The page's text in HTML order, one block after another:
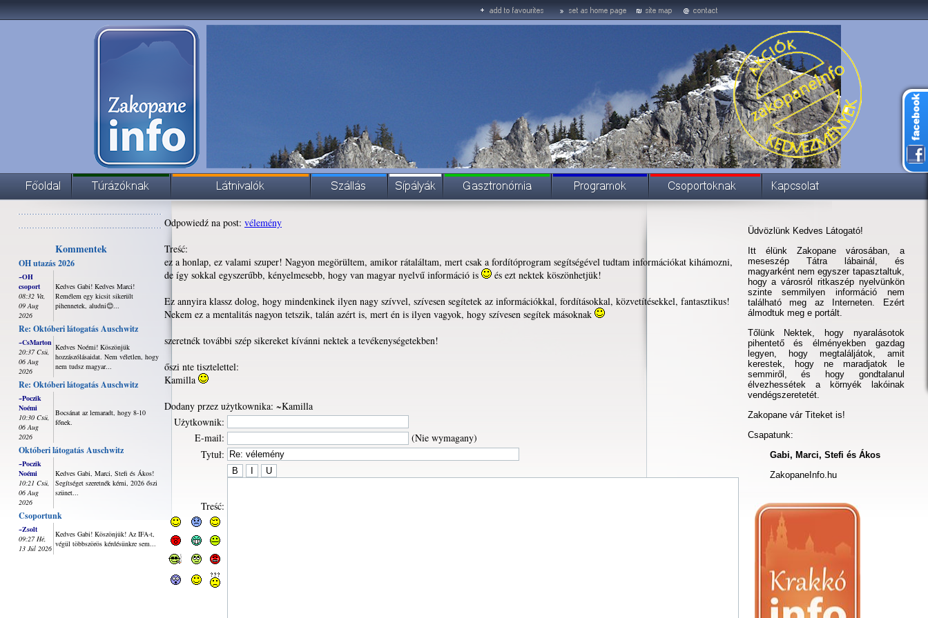
Kommentek
OH utazás 2026
~OH
csoport
08:32 Va,
09 Aug
2026
Kedves Gabi! Kedves Marci!
Remélem egy kicsit sikerült
pihennetek, aludni😊...
Re: Októberi látogatás Auschwitz
~CsMarton
20:37 Csü,
06 Aug
2026
Kedves Noémi! Köszönjük
hozzászólásaidat. Nem véletlen, hogy
nem tudsz magyar...
Re: Októberi látogatás Auschwitz
~Poczik
Noémi
10:30 Csü,
06 Aug
2026
Bocsánat az lemaradt, hogy 8-10
főnek.
Októberi látogatás Auschwitz
~Poczik
Noémi
10:21 Csü,
06 Aug
2026
Kedves Gabi, Marci, Stefi és Ákos!
Segítséget szeretnék kérni, 2026 őszi
szünet...
Csoportunk
~Zsolt
09:27 Hé,
13 Júl 2026
Kedves Gabi! Köszönjük! Az IFA-t,
végül többszörös kérdésünkre sem...
Odpowiedź na post: vélemény
Treść:
ez a honlap, ez valami szuper! Nagyon megörültem, amikor rátaláltam, mert csak a fordítóprogram segítségével tudtam információkat kihámozni,
de így sokkal egyszerűbb, kényelmesebb, hogy van magyar nyelvű információ is
és ezt nektek köszönhetjük!
Ez annyira klassz dolog, hogy mindenkinek ilyen nagy szívvel, szívesen segítetek az információkkal, fordításokkal, közvetítésekkel, fantasztikus!
Nekem ez a mentalitás nagyon tetszik, talán azért is, mert én is ilyen vagyok, hogy szívesen segítek másoknak
szeretnék további szép sikereket kívánni nektek a tevékenységetekben!
őszi nte tisztelettel:
Kamilla
Dodany przez użytkownika: ~Kamilla
Użytkownik:
E-mail:
(Nie wymagany)
Tytuł:
Treść:
Üdvözlünk Kedves Látogató!
Itt élünk Zakopane városában, a
meseszép Tátra lábainál, és
magyarként nem egyszer tapasztaltuk,
hogy a városról ritkaszép nyelvünkön
szinte semmilyen információ nem
található meg az Interneten. Ezért
álmodtuk meg e portált.
Tőlünk Nektek, hogy nyaralásotok
pihentető és élményekben gazdag
legyen, hogy megtaláljátok, amit
kerestek, hogy ne maradjatok le
semmiről, és hogy gondtalanul
élvezhessétek a környék lakóinak
vendégszeretetét.
Zakopane vár Titeket is!
Csapatunk:
Gabi, Marci, Stefi és Ákos
ZakopaneInfo.hu